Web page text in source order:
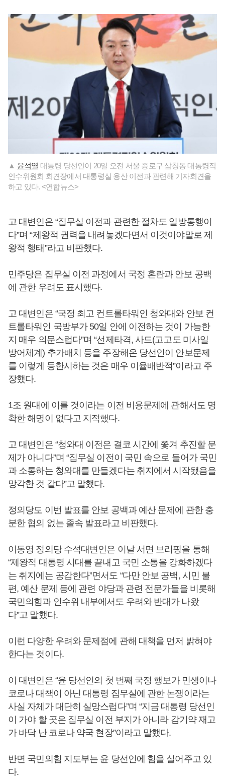
▲ 윤석열 대통령 당선인이 20일 오전 서울 종로구 삼청동 대통령직
인수위원회 회견장에서 대통령실 용산 이전과 관련해 기자회견을
하고 있다. <연합뉴스>
고 대변인은 “집무실 이전과 관련한 절차도 일방통행이
다”며 “제왕적 권력을 내려놓겠다면서 이것이야말로 제
왕적 행태”라고 비판했다.
민주당은 집무실 이전 과정에서 국정 혼란과 안보 공백
에 관한 우려도 표시했다.
고 대변인은 “국정 최고 컨트롤타워인 청와대와 안보 컨
트롤타워인 국방부가 50일 안에 이전하는 것이 가능한
지 매우 의문스럽다”며 “선제타격, 사드(고고도 미사일
방어체계) 추가배치 등을 주장해온 당선인이 안보문제
를 이렇게 등한시하는 것은 매우 이율배반적”이라고 주
장했다.
1조 원대에 이를 것이라는 이전 비용문제에 관해서도 명
확한 해명이 없다고 지적했다.
고 대변인은 “청와대 이전은 결코 시간에 쫓겨 추진할 문
제가 아니다”며 “집무실 이전이 국민 속으로 들어가 국민
과 소통하는 청와대를 만들겠다는 취지에서 시작됐음을
망각한 것 같다”고 말했다.
정의당도 이번 발표를 안보 공백과 예산 문제에 관한 충
분한 협의 없는 졸속 발표라고 비판했다.
이동영 정의당 수석대변인은 이날 서면 브리핑을 통해
“제왕적 대통령 시대를 끝내고 국민 소통을 강화하겠다
는 취지에는 공감한다”면서도 “다만 안보 공백, 시민 불
편, 예산 문제 등에 관련 야당과 관련 전문가들을 비롯해
국민의힘과 인수위 내부에서도 우려와 반대가 나왔
다”고 말했다.
이런 다양한 우려와 문제점에 관해 대책을 먼저 밝혀야
한다는 것이다.
이 대변인은 “윤 당선인의 첫 번째 국정 행보가 민생이나
코로나 대책이 아닌 대통령 집무실에 관한 논쟁이라는
사실 자체가 대단히 실망스럽다”며 “지금 대통령 당선인
이 가야 할 곳은 집무실 이전 부지가 아니라 감기약 재고
가 바닥 난 코로나 약국 현장”이라고 말했다.
반면 국민의힘 지도부는 윤 당선인에 힘을 실어주고 있
다.